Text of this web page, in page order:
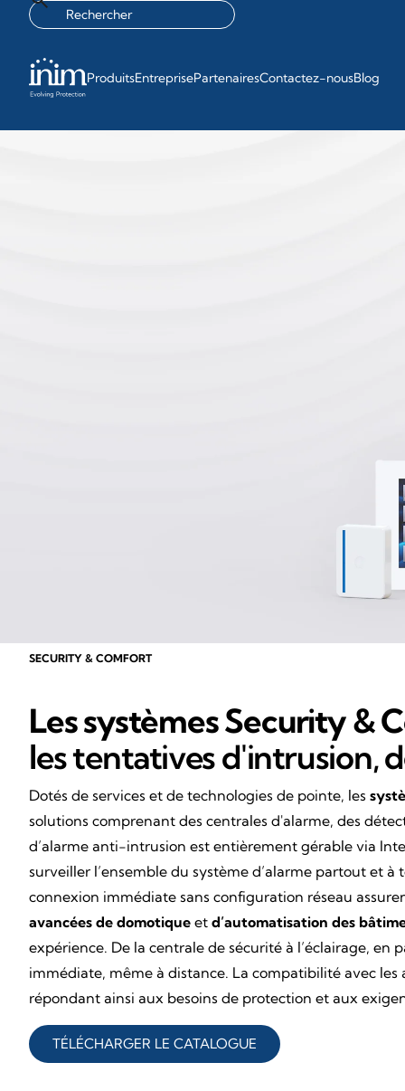
ProduitsEntreprisePartenairesContactez-nousBlog
SECURITY & COMFORT
Les systèmes Security &
les tentatives d'intrusion,
Dotés de services et de technologies de pointe, les
solutions comprenant des centrales d'alarme, des
d’alarme anti-intrusion est entièrement gérable via
surveiller l’ensemble du système d’alarme partout et
connexion immédiate sans configuration réseau
avancées de domotique et d’automatisation des
expérience. De la centrale de sécurité à l’éclairage,
immédiate, même à distance. La compatibilité avec
répondant ainsi aux besoins de protection et aux
TÉLÉCHARGER LE CATALOGUE